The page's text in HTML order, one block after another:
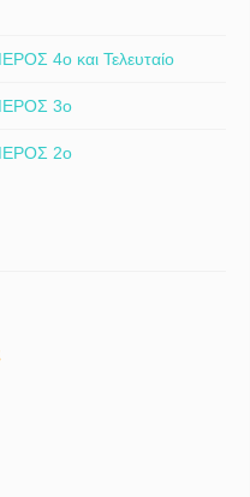
4ο και Τελευταίο
3ο
2ο